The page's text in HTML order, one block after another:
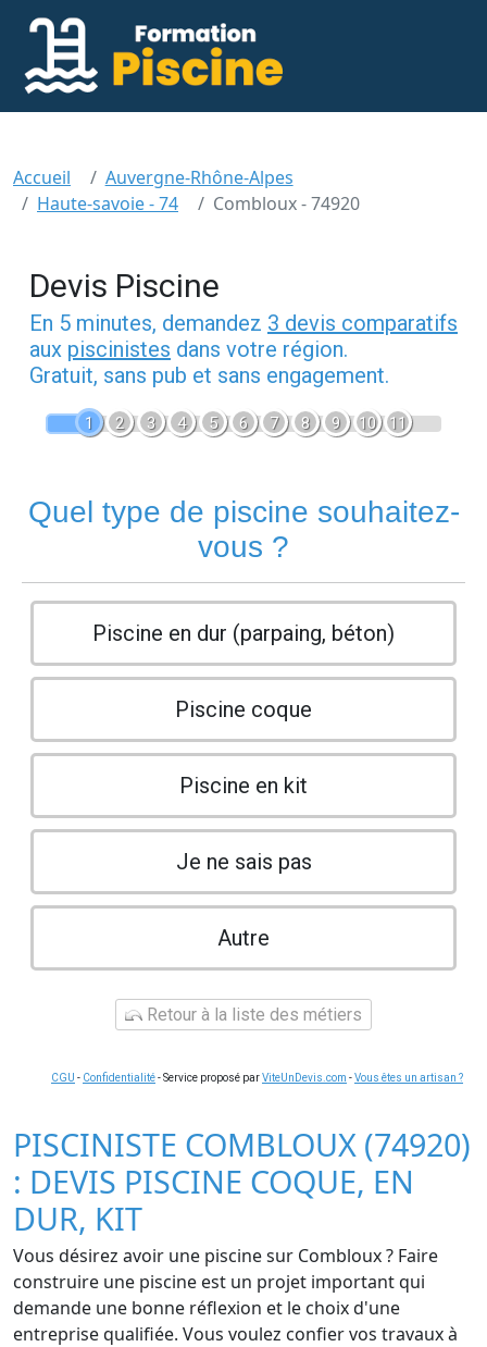
Accueil
Auvergne-Rhône-Alpes
Haute-savoie - 74
Combloux - 74920
Devis Piscine
En 5 minutes, demandez 3 devis comparatifs
aux piscinistes dans votre région.
Gratuit, sans pub et sans engagement.
1 2 3 4 5 6 7 8 9 10 11
Quel type de piscine souhaitez-
vous ?
Piscine en dur (parpaing, béton)
Piscine coque
Piscine en kit
Je ne sais pas
Autre
Retour à la liste des métiers
CGU - Confidentialité- Service proposé parViteUnDevis.com -Vous êtes un artisan ?
PISCINISTE COMBLOUX (74920)
: DEVIS PISCINE COQUE, EN
DUR, KIT
Vous désirez avoir une piscine sur Combloux ? Faire
construire une piscine est un projet important qui
demande une bonne réflexion et le choix d'une
entreprise qualifiée. Vous voulez confier vos travaux à